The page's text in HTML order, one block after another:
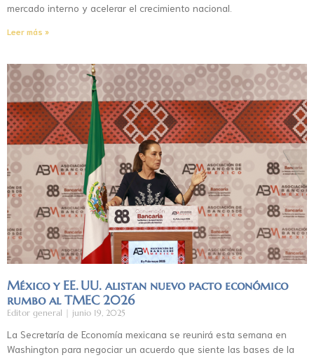
mercado interno y acelerar el crecimiento nacional.
Leer más »
México y EE. UU. alistan nuevo pacto económico
rumbo al TMEC 2026
Editor general junio 19, 2025
La Secretaría de Economía mexicana se reunirá esta semana en
Washington para negociar un acuerdo que siente las bases de la